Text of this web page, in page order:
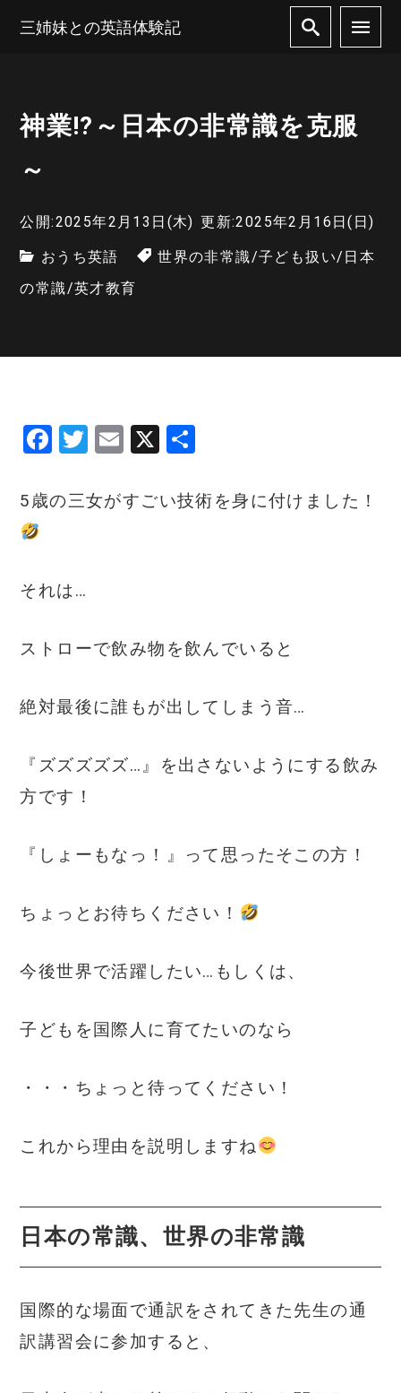
三姉妹との英語体験記
神業⁉～日本の非常識を克服
～
公開:2025年2月13日(木) 更新:2025年2月16日(日)
おうち英語 世界の非常識/子ども扱い/ 日本
の常識/英才教育
F
c
o
k
T
it
E
ai
X
5歳の三女がすごい技術を身に付けました！
それは…
ストローで飲み物を飲んでいると
絶対最後に誰もが出してしまう音…
『ズズズズズ…』を出さないようにする飲み
方です！
『しょーもなっ！』って思ったそこの方！
ちょっとお待ちください！
今後世界で活躍したい…もしくは、
子どもを国際人に育てたいのなら
・・・ちょっと待ってください！
これから理由を説明しますね
日本の常識、世界の非常識
国際的な場面で通訳をされてきた先生の通
訳講習会に参加すると、